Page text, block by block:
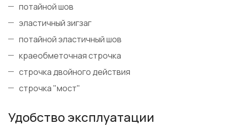
потайной шов
эластичный зигзаг
потайной эластичный шов
краеобметочная строчка
строчка двойного действия
строчка "мост"
Удобство эксплуатации